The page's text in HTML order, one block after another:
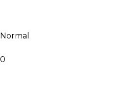
Normal
0